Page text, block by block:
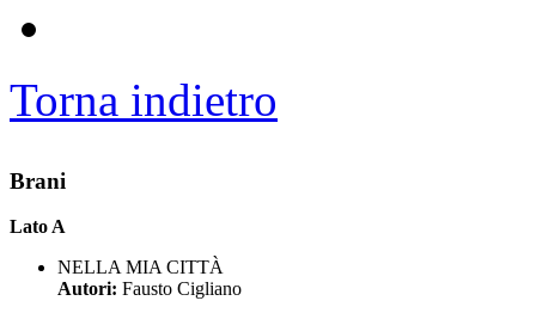
Torna indietro
Brani
Lato A
NELLA MIA CITTÀ
Autori: Fausto Cigliano